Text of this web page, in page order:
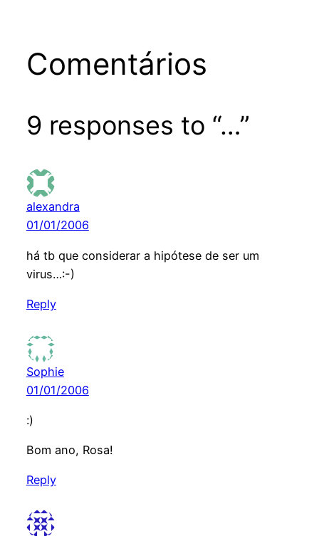
Comentários
9 responses to “…”
alexandra
01/01/2006
há tb que considerar a hipótese de ser um
virus…:-)
Reply
Sophie
01/01/2006
:)
Bom ano, Rosa!
Reply